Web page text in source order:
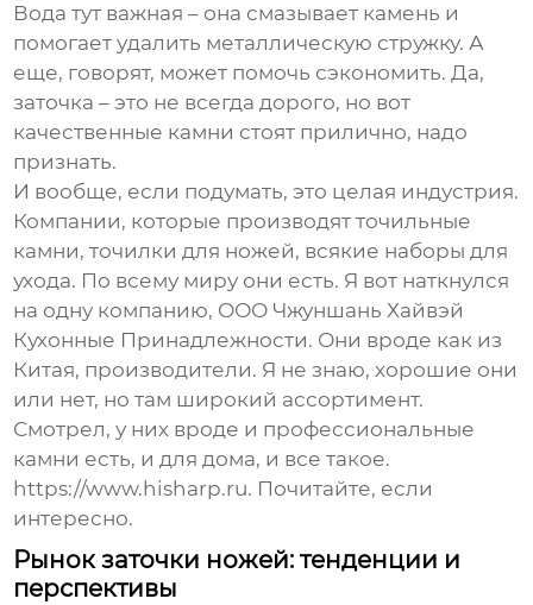
Вода тут важная – она смазывает камень и
помогает удалить металлическую стружку. А
еще, говорят, может помочь сэкономить. Да,
заточка – это не всегда дорого, но вот
качественные камни стоят прилично, надо
признать.
И вообще, если подумать, это целая индустрия.
Компании, которые производятточильные
камни,точилки для ножей, всякие наборы для
ухода. По всему миру они есть. Я вот наткнулся
на одну компанию, ООО Чжуншань Хайвэй
Кухонные Принадлежности. Они вроде как из
Китая, производители. Я не знаю, хорошие они
или нет, но там широкий ассортимент.
Смотрел, у них вроде и профессиональные
камни есть, и для дома, и все такое.
https://www.hisharp.ru. Почитайте, если
интересно.
Рынок заточки ножей: тенденции и
перспективы